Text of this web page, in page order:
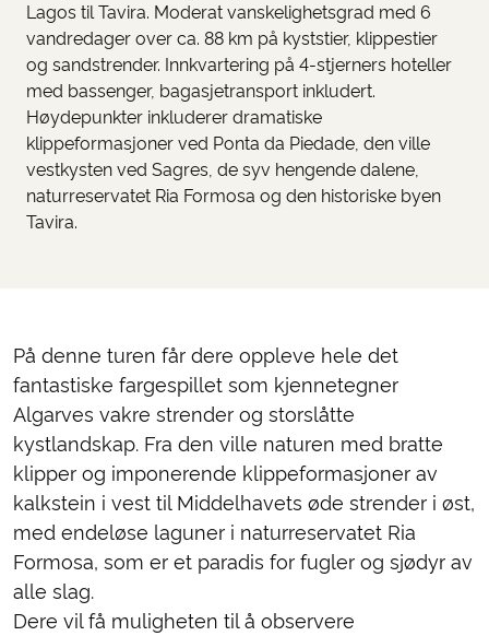
Lagos til Tavira. Moderat vanskelighetsgrad med 6
vandredager over ca. 88 km på kyststier, klippestier
og sandstrender. Innkvartering på 4-stjerners hoteller
med bassenger, bagasjetransport inkludert.
Høydepunkter inkluderer dramatiske
klippeformasjoner ved Ponta da Piedade, den ville
vestkysten ved Sagres, de syv hengende dalene,
naturreservatet Ria Formosa og den historiske byen
Tavira.
På denne turen får dere oppleve hele det
fantastiske fargespillet som kjennetegner
Algarves vakre strender og storslåtte
kystlandskap. Fra den ville naturen med bratte
klipper og imponerende klippeformasjoner av
kalkstein i vest til Middelhavets øde strender i øst,
med endeløse laguner i naturreservatet Ria
Formosa, som er et paradis for fugler og sjødyr av
alle slag.
Dere vil få muligheten til å observere